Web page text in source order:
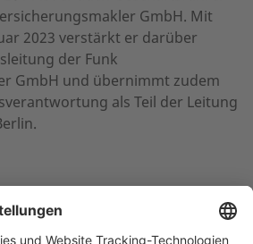
GmbH. Mit
2023 verstärkt er darüber
der Funk
GmbH und übernimmt zudem
als Teil der Leitung
NACH OBEN